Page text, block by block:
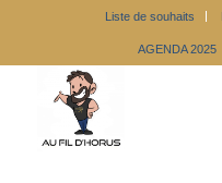
Liste de souhaits
AGENDA 2025